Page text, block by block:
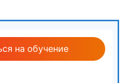
работников организаций
за условия труда,
на обучение